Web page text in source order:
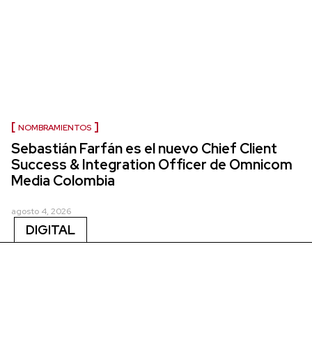
NOMBRAMIENTOS
Sebastián Farfán es el nuevo Chief Client
Success & Integration Officer de Omnicom
Media Colombia
agosto 4, 2026
DIGITAL